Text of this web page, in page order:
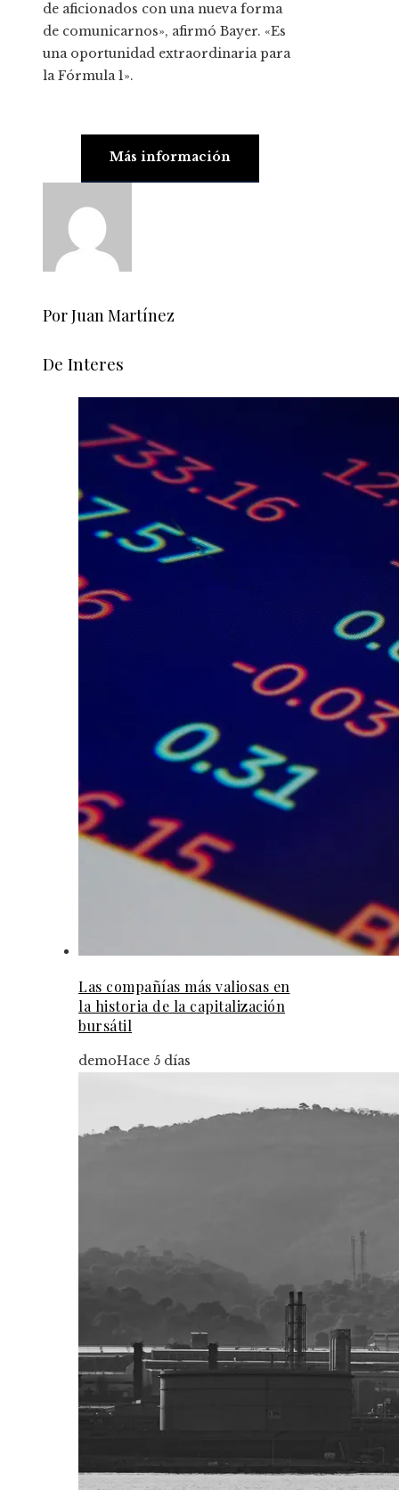
de aficionados con una nueva forma
de comunicarnos», afirmó Bayer. «Es
una oportunidad extraordinaria para
la Fórmula 1».
Más información
Por Juan Martínez
De Interes
Las compañías más valiosas en
la historia de la capitalización
bursátil
demoHace 5 días